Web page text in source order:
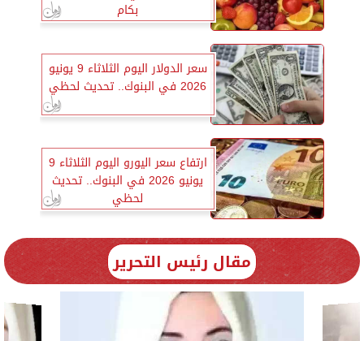
بكام
سعر الدولار اليوم الثلاثاء 9 يونيو
2026 في البنوك.. تحديث لحظي
ارتفاع سعر اليورو اليوم الثلاثاء 9
يونيو 2026 في البنوك.. تحديث
لحظي
مقال رئيس التحرير